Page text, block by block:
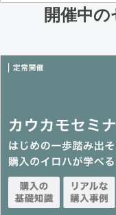
開催中